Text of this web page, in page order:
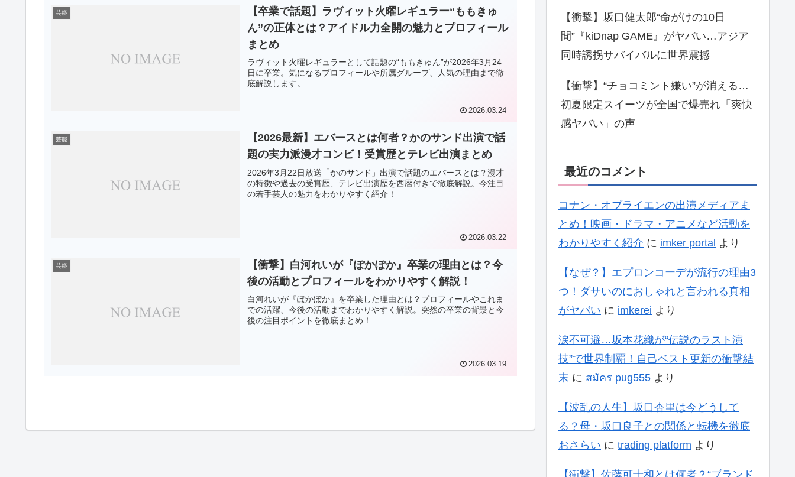
芸能
【卒業で話題】ラヴィット火曜レギュラー“ももきゅ
ん”の正体とは？アイドル力全開の魅力とプロフィール
まとめ
ラヴィット火曜レギュラーとして話題の“ももきゅん”が2026年3月24
日に卒業。気になるプロフィールや所属グループ、人気の理由まで徹
底解説します。
2026.03.24
芸能
【2026最新】エバースとは何者？かのサンド出演で話
題の実力派漫才コンビ！受賞歴とテレビ出演まとめ
2026年3月22日放送「かのサンド」出演で話題のエバースとは？漫才
の特徴や過去の受賞歴、テレビ出演歴を西暦付きで徹底解説。今注目
の若手芸人の魅力をわかりやすく紹介！
2026.03.22
芸能
【衝撃】白河れいが『ぽかぽか』卒業の理由とは？今
後の活動とプロフィールをわかりやすく解説！
白河れいが『ぽかぽか』を卒業した理由とは？プロフィールやこれま
での活躍、今後の活動までわかりやすく解説。突然の卒業の背景と今
後の注目ポイントを徹底まとめ！
2026.03.19
【衝撃】坂口健太郎“命がけの10日
間”『kiDnap GAME』がヤバい…アジア
同時誘拐サバイバルに世界震撼
【衝撃】“チョコミント嫌い”が消える…
初夏限定スイーツが全国で爆売れ「爽快
感ヤバい」の声
最近のコメント
コナン・オブライエンの出演メディアま
とめ！映画・ドラマ・アニメなど活動を
わかりやすく紹介 に imker portal より
【なぜ？】エプロンコーデが流行の理由3
つ！ダサいのにおしゃれと言われる真相
がヤバい に imkerei より
涙不可避…坂本花織が“伝説のラスト演
技”で世界制覇！自己ベスト更新の衝撃結
末 に สมัคร pug555 より
【波乱の人生】坂口杏里は今どうして
る？母・坂口良子との関係と転機を徹底
おさらい に trading platform より
【衝撃】佐藤可士和とは何者？“ブランド